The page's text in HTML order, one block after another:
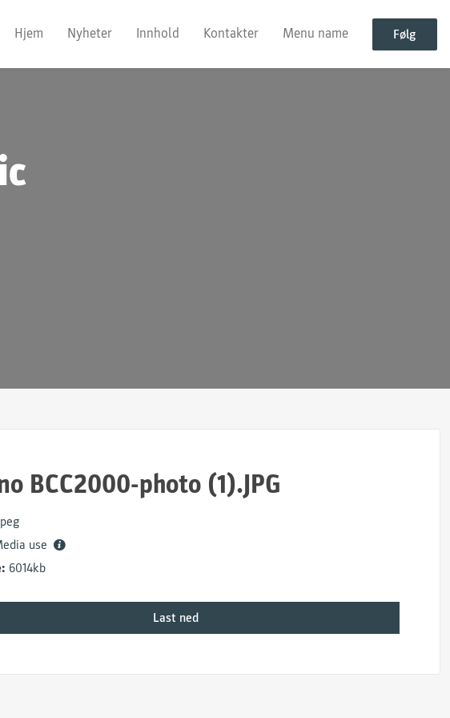
Hjem Nyheter Innhold Kontakter Menu name Følg
BCC2000-photo (1).JPG
use
6014kb
Last ned